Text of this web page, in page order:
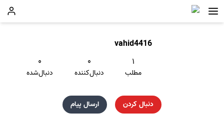
vahid4416
۱
مطلب
۰
دنبال‌کننده
۰
دنبال‌شده
دنبال کردن ارسال پیام